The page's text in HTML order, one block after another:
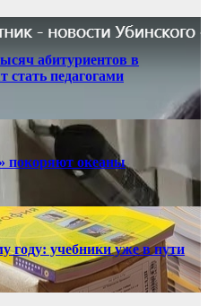
абитуриентов в
стать педагогами
покоряют океаны
году: учебники уже в пути